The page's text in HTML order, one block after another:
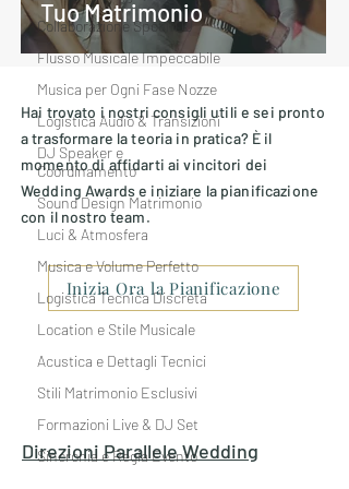
Collaborazione Sposi-DJ
Flusso Musicale Impeccabile
Musica per Ogni Fase Nozze
Logistica Audio & Transizioni
DJ Speaker e
Coordinamento
Sound Design Matrimonio
Luci & Atmosfera
Musica e Volume Perfetto
Logistica Tecnica Discreta
Location e Stile Musicale
Acustica e Dettagli Tecnici
Stili Matrimonio Esclusivi
Formazioni Live & DJ Set
Sincronia e Regia Evento
Tuo Matrimonio
Hai trovato i nostri consigli utili e sei pronto
a trasformare la teoria in pratica? È il
momento di affidarti ai vincitori dei
Wedding Awards e iniziare la pianificazione
con il nostro team.
Inizia Ora la Pianificazione
Direzioni ParalleleWedding